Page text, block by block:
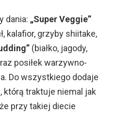
dania: „Super Veggie”
kalafior, grzyby shiitake,
(białko, jagody,
posiłek warzywno-
Do wszystkiego dodaje
którą traktuje niemal jak
przy takiej diecie